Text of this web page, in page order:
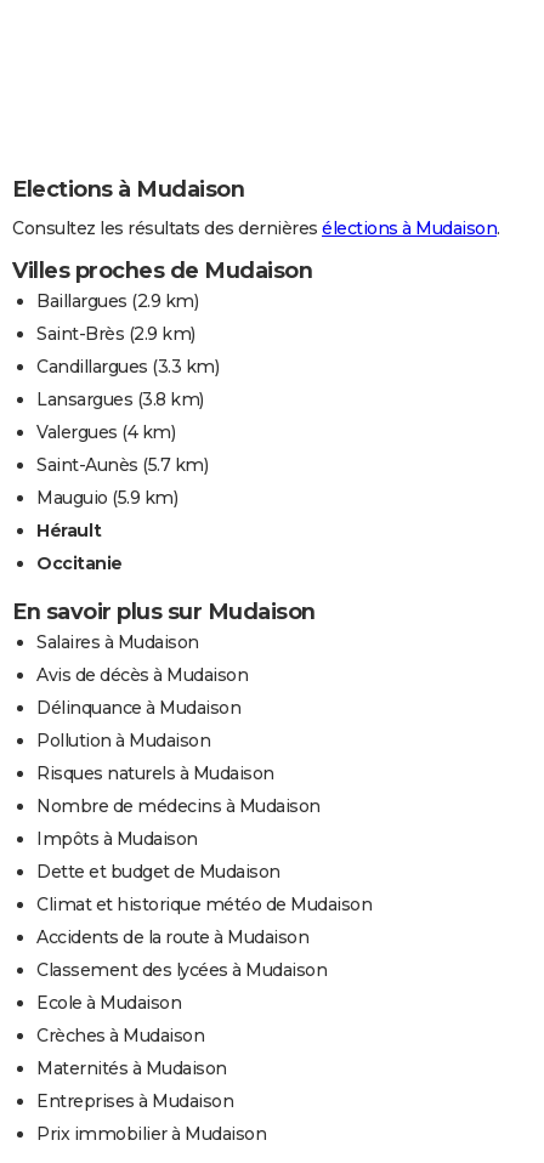
Elections à Mudaison
Consultez les résultats des dernières élections à Mudaison.
Villes proches de Mudaison
Baillargues (2.9 km)
Saint-Brès (2.9 km)
Candillargues (3.3 km)
Lansargues (3.8 km)
Valergues (4 km)
Saint-Aunès (5.7 km)
Mauguio (5.9 km)
Hérault
Occitanie
En savoir plus sur Mudaison
Salaires à Mudaison
Avis de décès à Mudaison
Délinquance à Mudaison
Pollution à Mudaison
Risques naturels à Mudaison
Nombre de médecins à Mudaison
Impôts à Mudaison
Dette et budget de Mudaison
Climat et historique météo de Mudaison
Accidents de la route à Mudaison
Classement des lycées à Mudaison
Ecole à Mudaison
Crèches à Mudaison
Maternités à Mudaison
Entreprises à Mudaison
Prix immobilier à Mudaison